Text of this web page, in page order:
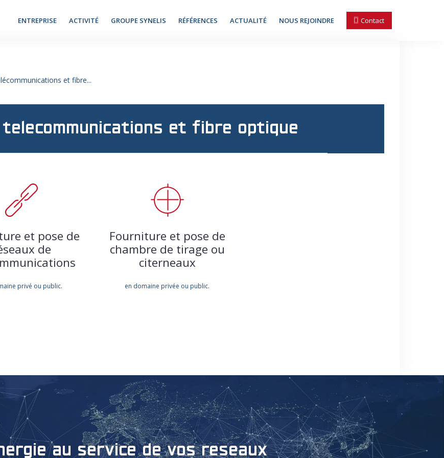
ENTREPRISE ACTIVITÉ GROUPE SYNELIS RÉFÉRENCES ACTUALITÉ NOUS REJOINDRE Contact
et fibre...
telecommunications et fibre optique
et pose de
de
privé ou public.
Fourniture et pose de
chambre de tirage ou
citerneaux
en domaine privée ou public.
au service de vos reseaux